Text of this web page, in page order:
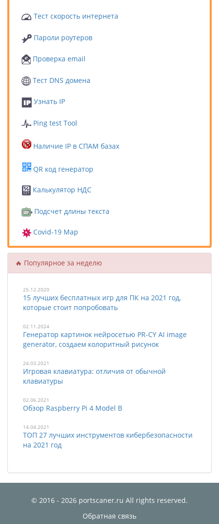
Тест скорость интернета
Пароли роутеров
Проверка email
Тест DNS домена
Узнать IP
Ping test Tool
Наличие IP в СПАМ базах
QR код генератор
Калькулятор НДС
Подсчет длины текста
Covid-19 Map
🔥 Популярное за неделю
25.12.2020
15 лучших бесплатных игр для ПК на 2021 год,
которые стоит попробовать
02.11.2024
Генератор картинок нейросетью PR-CY AI image
generator, создаем колоритный рисунок
24.03.2021
Игровая клавиатура: отличия от обычной
клавиатуры
02.06.2021
Обзор Raspberry Pi 4 Model B
14.04.2021
ТОП 27 лучших инструментов кибербезопасности
на 2021 год
© 2016 - 2026 portscaner.ru All rights reserved.
Обратная связь